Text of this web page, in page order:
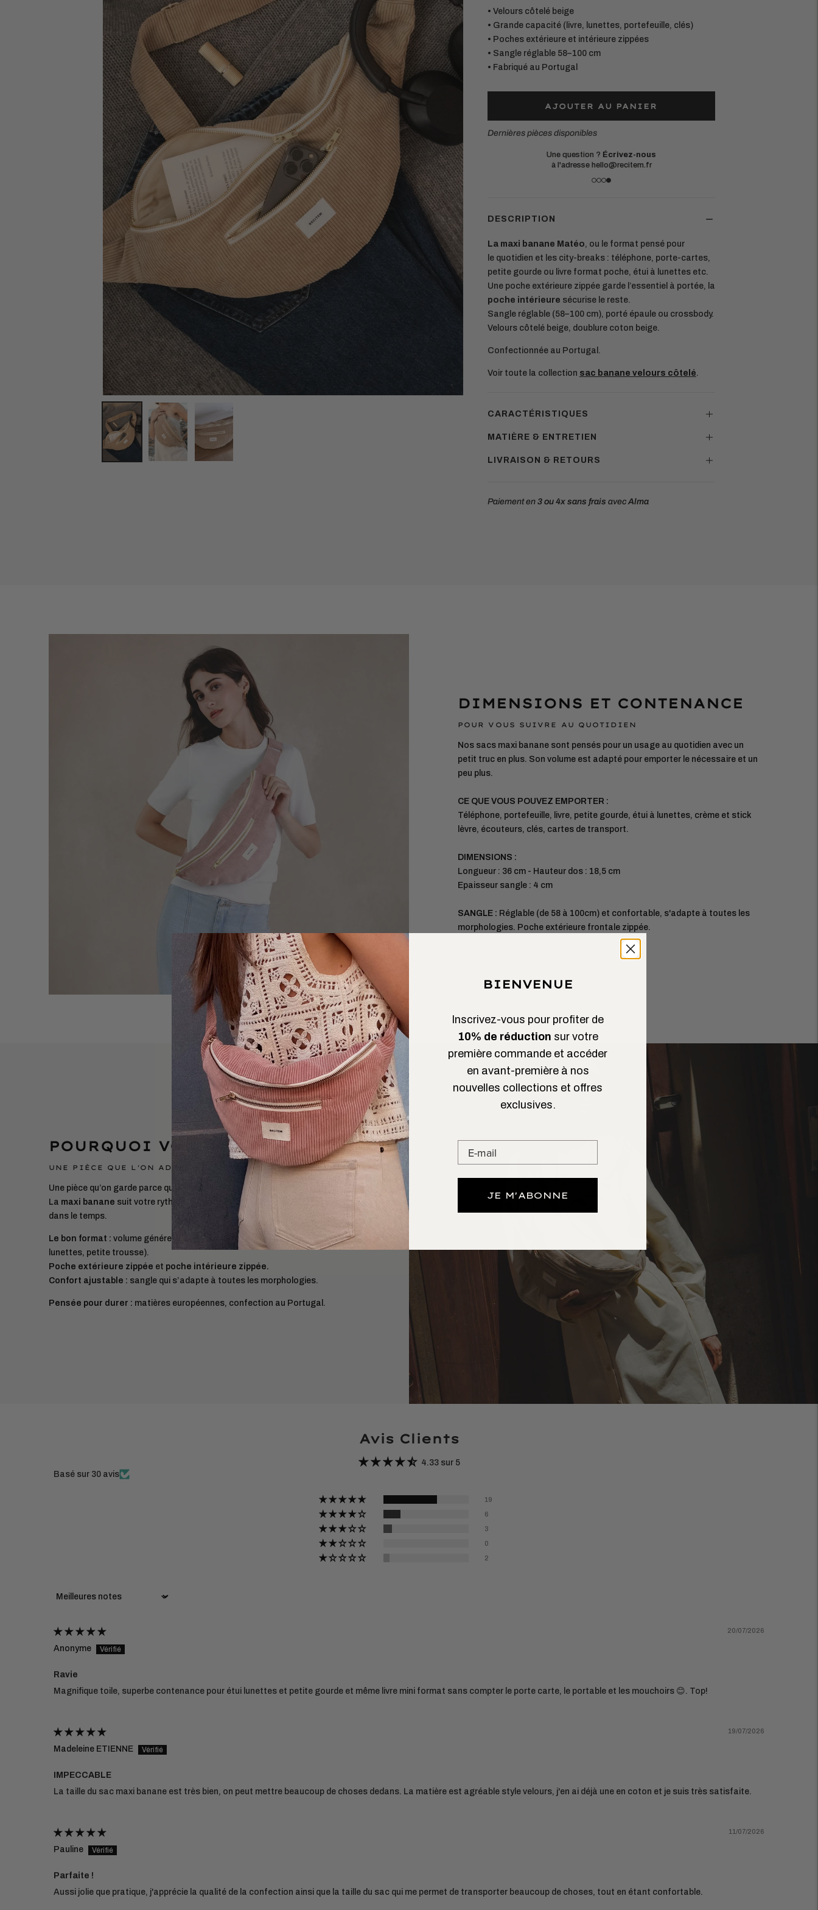
• Velours côtelé beige
• Grande capacité (livre, lunettes, portefeuille, clés)
• Poches extérieure et intérieure zippées
• Sangle réglable 58–100 cm
• Fabriqué au Portugal
AJOUTER AU PANIER
Dernières pièces disponibles
Votre commande sera expédiée :demain
Retours simplessous 14 jours
DESCRIPTION
La maxi banane Matéo, ou le format pensé pour
le quotidien et les city-breaks : téléphone, porte-cartes,
petite gourde ou livre format poche, étui à lunettes etc.
Une poche extérieure zippée garde l’essentiel à portée, la
poche intérieure sécurise le reste.
Sangle réglable (58–100 cm), porté épaule ou crossbody.
Velours côtelé beige, doublure coton beige.
Confectionnée au Portugal.
Voir toute la collection sac banane velours côtelé.
CARACTÉRISTIQUES
MATIÈRE & ENTRETIEN
LIVRAISON & RETOURS
Paiement en 3 ou 4x sans frais avecAlma
DIMENSIONS ET CONTENANCE
POUR VOUS SUIVRE AU QUOTIDIEN
Nos sacs maxi banane sont pensés pour un usage au quotidien avec un
petit truc en plus. Son volume est adapté pour emporter le nécessaire et un
peu plus.
CE QUE VOUS POUVEZ EMPORTER :
Téléphone, portefeuille, livre, petite gourde, étui à lunettes, crème et stick
lèvre, écouteurs, clés, cartes de transport.
DIMENSIONS :
Longueur : 36 cm - Hauteur dos : 18,5 cm
Epaisseur sangle : 4 cm
SANGLE : Réglable (de 58 à 100cm) et confortable, s'adapte à toutes les
morphologies. Poche extérieure frontale zippée.
POURQUOI VOUS ALLEZ L’AIMER
UNE PIÈCE QUE L'ON ADOPTE ET QUE L'ON GARDE
Une pièce qu’on garde parce qu’elle libère les mains et simplifie le quotidien.
La maxi banane suit votre rythme, sans compromis sur le style ni la tenue
dans le temps.
Le bon format : volume généreux pour l’essentiel + un peu plus (livre,
lunettes, petite trousse).
Poche extérieure zippée et poche intérieure zippée.
Confort ajustable : sangle qui s’adapte à toutes les morphologies.
Pensée pour durer : matières européennes, confection au Portugal.
Avis Clients
4.33 sur 5
Basé sur 30 avis
19
6
3
0
2
Sort by
20/07/2026
Anonyme
Ravie
Magnifique toile, superbe contenance pour étui lunettes et petite gourde et même livre mini format sans compter le porte carte, le portable et les mouchoirs 😊. Top!
19/07/2026
Madeleine ETIENNE
IMPECCABLE
La taille du sac maxi banane est très bien, on peut mettre beaucoup de choses dedans. La matière est agréable style velours, j'en ai déjà une en coton et je suis très satisfaite.
11/07/2026
Pauline
Parfaite !
Aussi jolie que pratique, j'apprécie la qualité de la confection ainsi que la taille du sac qui me permet de transporter beaucoup de choses, tout en étant confortable.
BIENVENUE
Inscrivez-vous pour profiter de
10% de réduction sur votre
première commande et accéder
en avant-première à nos
nouvelles collections et offres
exclusives.
JE M'ABONNE